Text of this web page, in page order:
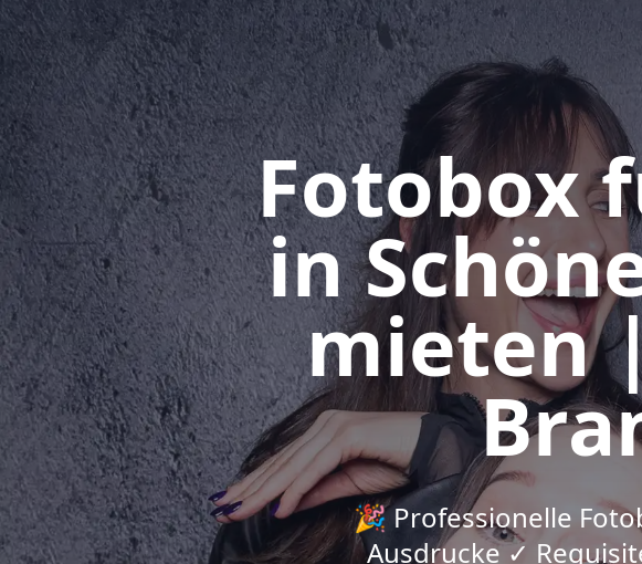
Fotobox
in
mieten
🎉 Professionelle
Ausdrucke ✓